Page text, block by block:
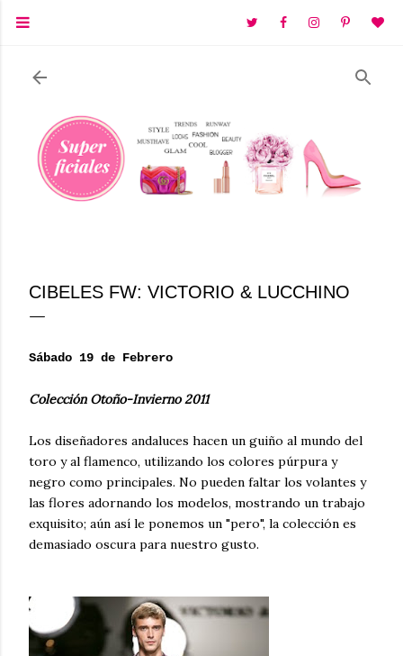
Ir al contenido principal
CIBELES FW: VICTORIO & LUCCHINO
Sábado 19 de Febrero
Colección Otoño-Invierno 2011
Los diseñadores andaluces hacen un guiño al mundo del
toro y al flamenco, utilizando los colores púrpura y
negro como principales. No pueden faltar los volantes y
las flores adornando los modelos, mostrando un trabajo
exquisito; aún así le ponemos un "pero", la colección es
demasiado oscura para nuestro gusto.